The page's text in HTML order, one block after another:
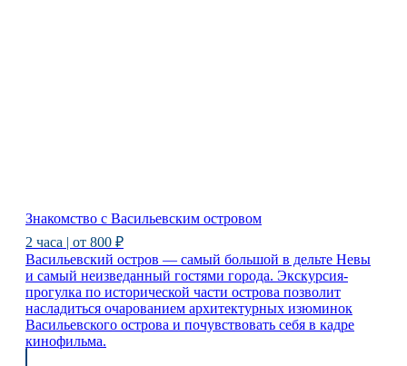
Знакомство с Васильевским островом
2 часа | от 800 ₽
Васильевский остров — самый большой в дельте Невы
и самый неизведанный гостями города. Экскурсия-
прогулка по исторической части острова позволит
насладиться очарованием архитектурных изюминок
Васильевского острова и почувствовать себя в кадре
кинофильма.